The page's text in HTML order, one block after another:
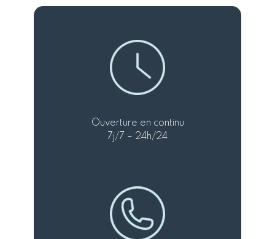
Ouverture en continu
7j/7 – 24h/24